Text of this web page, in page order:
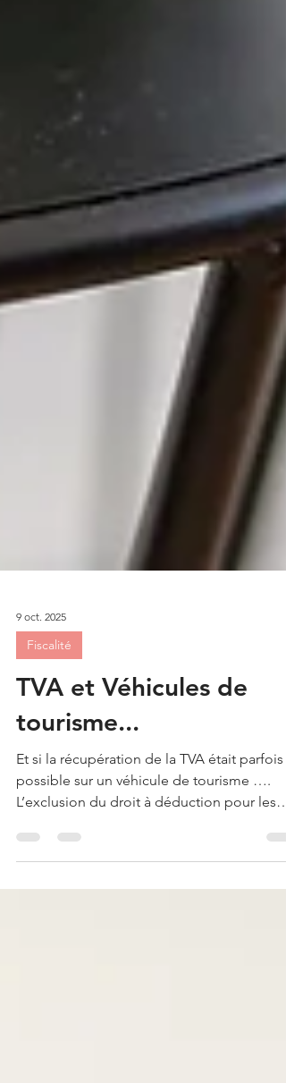
9 oct. 2025
Fiscalité
TVA et Véhicules de
tourisme...
Et si la récupération de la TVA était parfois
possible sur un véhicule de tourisme ….
L’exclusion du droit à déduction pour les